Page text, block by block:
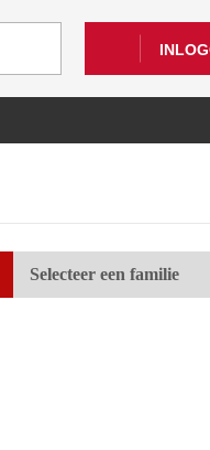
Selecteer een familie